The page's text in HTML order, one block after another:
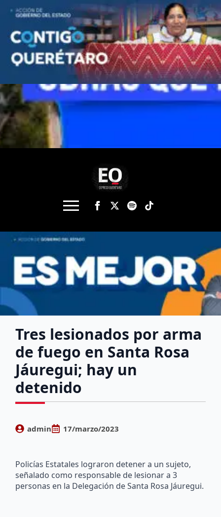
Tres lesionados por arma
de fuego en Santa Rosa
Jáuregui; hay un
detenido
admin 17/marzo/2023
Policías Estatales lograron detener a un sujeto,
señalado como responsable de lesionar a 3
personas en la Delegación de Santa Rosa Jáuregui.